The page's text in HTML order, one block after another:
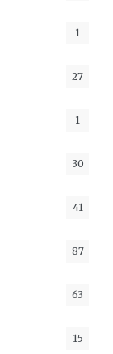
1
27
1
30
41
87
63
15